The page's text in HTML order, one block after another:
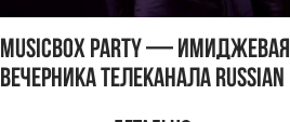
MUSICBOX PARTY — имиджевая
вечерника телеканала RUSSIAN